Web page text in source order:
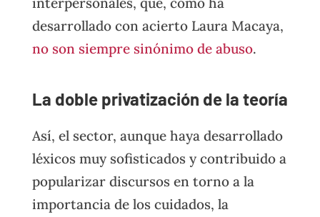
desarrollado con acierto Laura Macaya,
no son siempre sinónimo de abuso.
La doble privatización de la teoría
Así, el sector, aunque haya desarrollado
léxicos muy sofisticados y contribuido a
popularizar discursos en torno a la
importancia de los cuidados, la